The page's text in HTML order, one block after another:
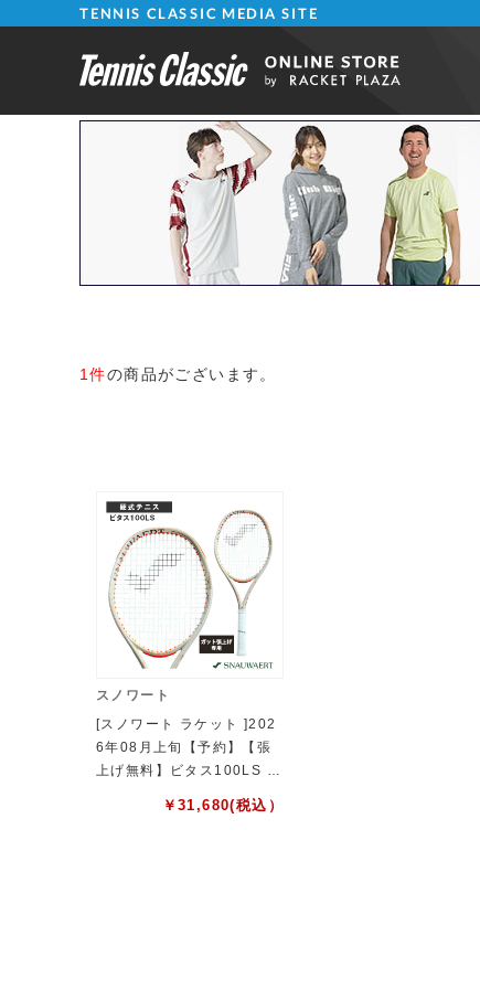
TENNIS CLASSIC MEDIA SITE
1件の商品がございます。
スノワート
[スノワート ラケット ]202
6年08月上旬【予約】【張
上げ無料】ビタス100LS VI
￥ 31,680(税込）